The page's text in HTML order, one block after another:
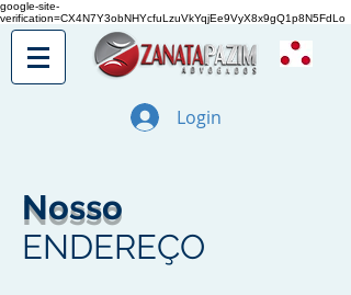
google-site-
verification=CX4N7Y3obNHYcfuLzuVkYqjEe9VyX8x9gQ1p8N5FdLo
Login
Nosso
ENDEREÇO